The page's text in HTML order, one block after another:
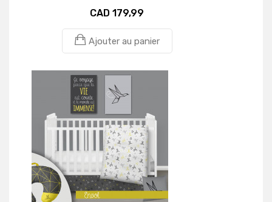
CAD 179,99
Ajouter au panier